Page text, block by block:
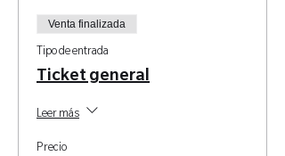
Venta finalizada
Tipo de entrada
Ticket general
Leer más
Precio